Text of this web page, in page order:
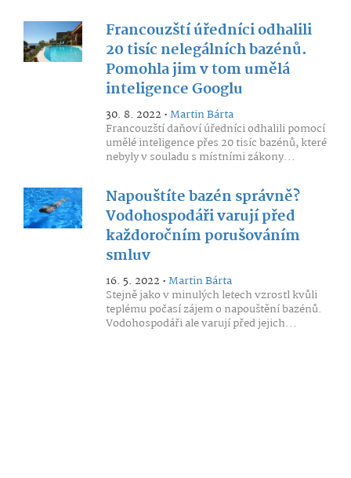
Francouzští úředníci odhalili
20 tisíc nelegálních bazénů.
Pomohla jim v tom umělá
inteligence Googlu
30. 8. 2022 •Martin Bárta
Francouzští daňoví úředníci odhalili pomocí
umělé inteligence přes 20 tisíc bazénů, které
nebyly v souladu s místními zákony...
Napouštíte bazén správně?
Vodohospodáři varují před
každoročním porušováním
smluv
16. 5. 2022 •Martin Bárta
Stejně jako v minulých letech vzrostl kvůli
teplému počasí zájem o napouštění bazénů.
Vodohospodáři ale varují před jejich...